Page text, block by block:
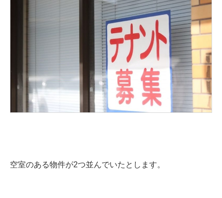
空室のある物件が2つ並んでいたとします。